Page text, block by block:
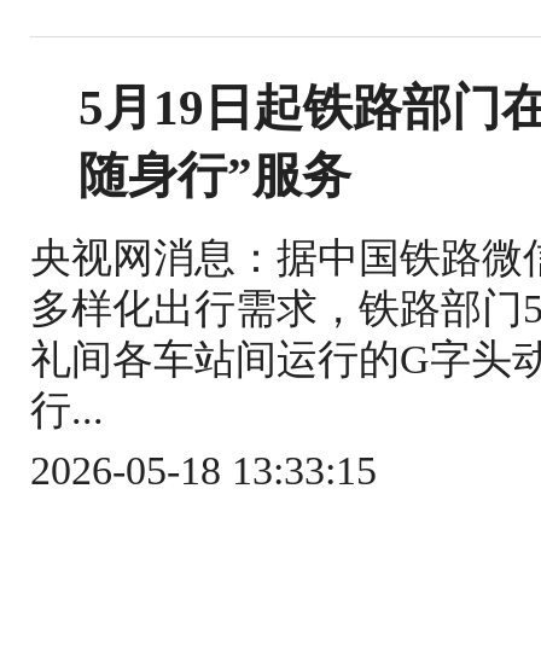
5月19日起铁路部门
随身行”服务
央视网消息：据中国铁路
多样化出行需求，铁路部门
礼间各车站间运行的G字头
行...
2026-05-18 13:33:15